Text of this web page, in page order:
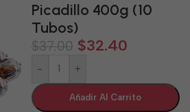
Picadillo 400g (10
Tubos)
$37.00 $32.40
- +
Añadir Al Carrito